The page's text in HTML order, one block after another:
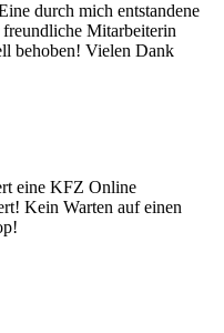
durch mich entstandene
Mitarbeiterin
behoben! Vielen Dank
eine KFZ Online
Kein Warten auf einen